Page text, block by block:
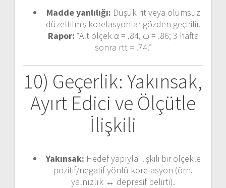
Madde yanlılığı: Düşük rit veya olumsuz
düzeltilmiş korelasyonlar gözden geçirilir.
Rapor: “Alt ölçek α = .84, ω = .86; 3 hafta
sonra rtt = .74.”
10) Geçerlik: Yakınsak,
Ayırt Edici ve Ölçütle
İlişkili
Yakınsak: Hedef yapıyla ilişkili bir ölçekle
pozitif/negatif yönlü korelasyon (örn.
yalnızlık ↔ depresif belirti).